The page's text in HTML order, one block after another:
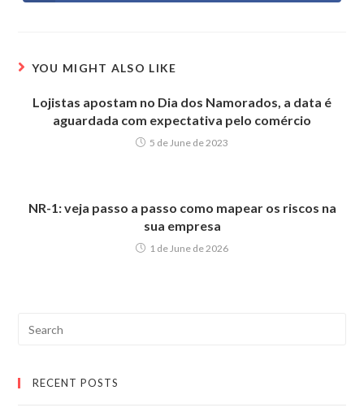
YOU MIGHT ALSO LIKE
Lojistas apostam no Dia dos Namorados, a data é
aguardada com expectativa pelo comércio
5 de June de 2023
NR-1: veja passo a passo como mapear os riscos na
sua empresa
1 de June de 2026
RECENT POSTS